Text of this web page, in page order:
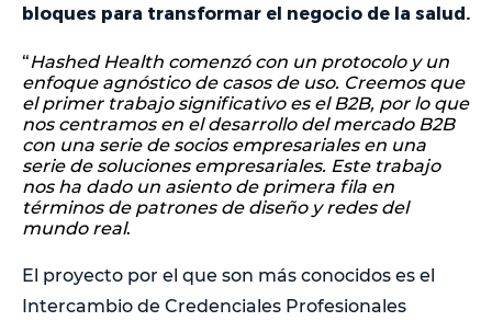
bloques para transformar el negocio de la salud.
“Hashed Health comenzó con un protocolo y un
enfoque agnóstico de casos de uso. Creemos que
el primer trabajo significativo es el B2B, por lo que
nos centramos en el desarrollo del mercado B2B
con una serie de socios empresariales en una
serie de soluciones empresariales. Este trabajo
nos ha dado un asiento de primera fila en
términos de patrones de diseño y redes del
mundo real.
El proyecto por el que son más conocidos es el
Intercambio de Credenciales Profesionales